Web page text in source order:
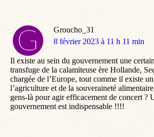
Groucho_31
dit
8 février 2023 à 11 h 11 min
Il existe au sein du gouvernement une
transfuge de la calamiteuse ère Hollande,
chargée de l’Europe, tout comme il existe
l’agriculture et de la souveraineté
gens-là pour agir efficacement de concert ?
gouvernement est indispensable !!!!